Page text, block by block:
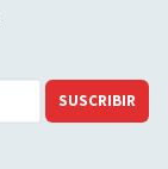
SUSCRIBIR